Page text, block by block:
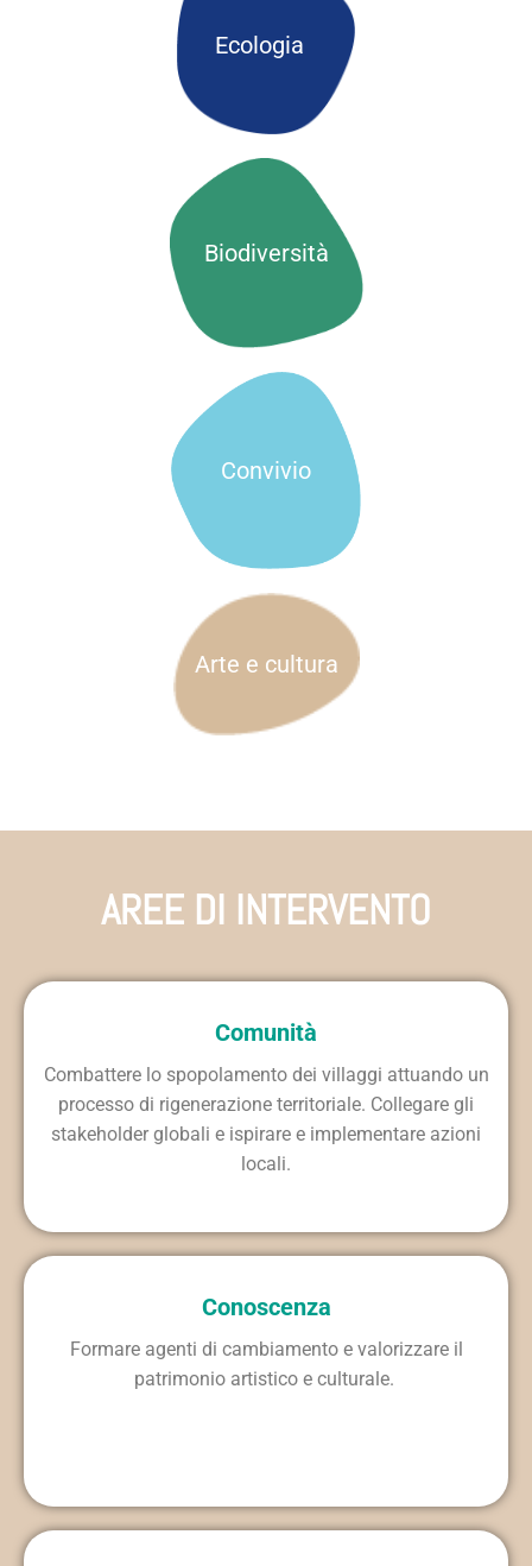
Ecologia
Biodiversità
Convivio
Arte e cultura
AREE DI INTERVENTO
Comunità
Combattere lo spopolamento dei villaggi attuando un
processo di rigenerazione territoriale. Collegare gli
stakeholder globali e ispirare e implementare azioni
locali.
Conoscenza
Formare agenti di cambiamento e valorizzare il
patrimonio artistico e culturale.